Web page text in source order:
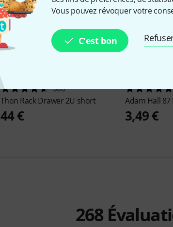
Vous pouvez révoquer votre
C'est bon
506
Thon Rack Drawer 2U short
44 €
Adam Hall 87
3,49 €
268